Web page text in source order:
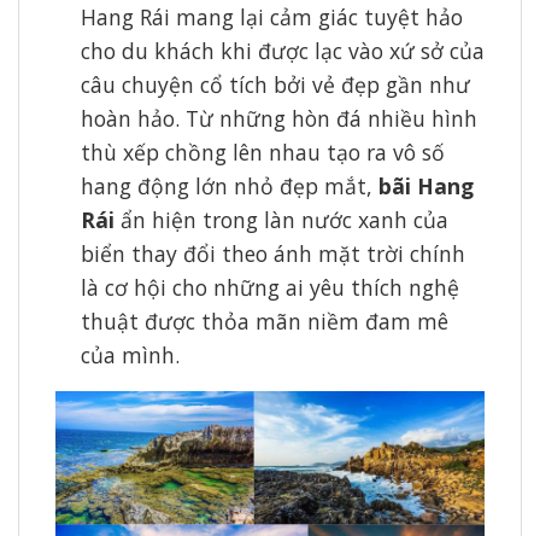
Hang Rái mang lại cảm giác tuyệt hảo
cho du khách khi được lạc vào xứ sở của
câu chuyện cổ tích bởi vẻ đẹp gần như
hoàn hảo. Từ những hòn đá nhiều hình
thù xếp chồng lên nhau tạo ra vô số
hang động lớn nhỏ đẹp mắt, bãi Hang
Rái ẩn hiện trong làn nước xanh của
biển thay đổi theo ánh mặt trời chính
là cơ hội cho những ai yêu thích nghệ
thuật được thỏa mãn niềm đam mê
của mình.